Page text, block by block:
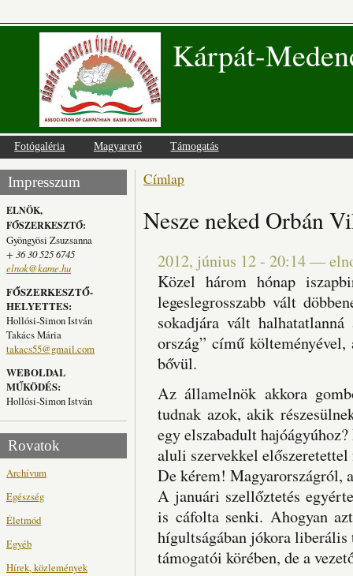
Kárpát-
Fotógaléria Magyarerő Támogatás
Impresszum
ELNÖK,
FŐSZERKESZTŐ:
Gyöngyösi Zsuzsanna
+ 36 30 525 6745
elnok@kame.hu
FŐSZERKESZTŐ-
HELYETTES:
Hollósi-Simon István
Takács Mária
takacs55@gmail.com
WEBOLDAL
MŰKÖDÉS:
Hollósi-Simon István
Rovatok
Archívum
Egészség
Életmód
Egyéb
Hírek, közlemények
Jelenlegi hely
Címlap
Nesze neked Orbán
2012, június 12 - 20:14—
Közel három hónap
legeslegrosszabb vált
sokadjára vált
ország” című
bővül.
Az államelnök akkora
tudnak azok, akik
egy elszabadult
aluli szervekkel
De kérem! Magyarországról,
A januári szellőztetés
is cáfolta senki. Ahogyan
hígultságában jókora liberális
támogatói körében, de a